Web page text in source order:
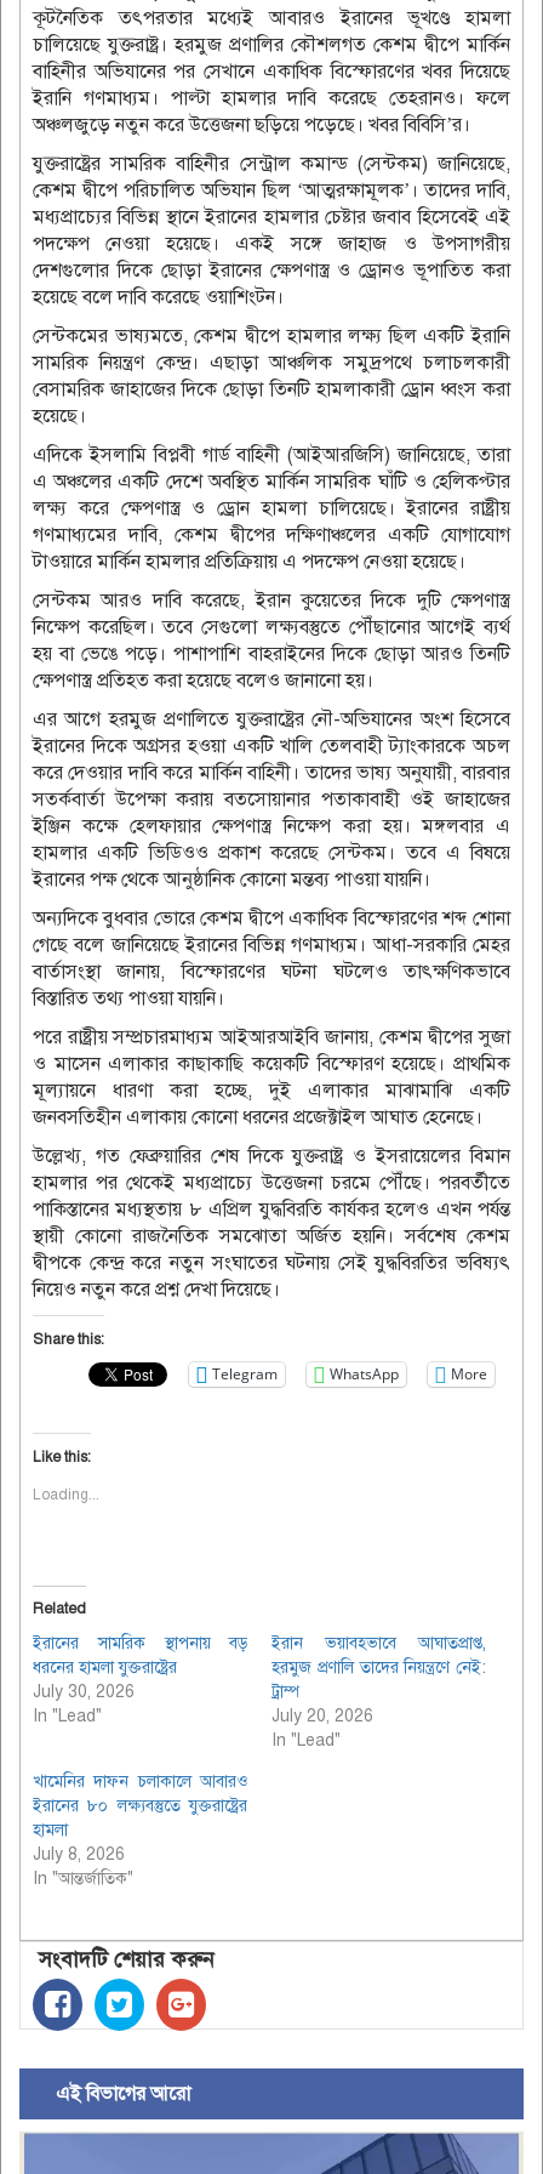
কূটনৈতিক তৎপরতার মধ্যেই আবারও ইরানের ভূখণ্ডে হামলা
চালিয়েছে যুক্তরাষ্ট্র। হরমুজ প্রণালির কৌশলগত কেশম দ্বীপে মার্কিন
বাহিনীর অভিযানের পর সেখানে একাধিক বিস্ফোরণের খবর দিয়েছে
ইরানি গণমাধ্যম। পাল্টা হামলার দাবি করেছে তেহরানও। ফলে
অঞ্চলজুড়ে নতুন করে উত্তেজনা ছড়িয়ে পড়েছে। খবর বিবিসি’র।
যুক্তরাষ্ট্রের সামরিক বাহিনীর সেন্ট্রাল কমান্ড (সেন্টকম) জানিয়েছে,
কেশম দ্বীপে পরিচালিত অভিযান ছিল ‘আত্মরক্ষামূলক’। তাদের দাবি,
মধ্যপ্রাচ্যের বিভিন্ন স্থানে ইরানের হামলার চেষ্টার জবাব হিসেবেই এই
পদক্ষেপ নেওয়া হয়েছে। একই সঙ্গে জাহাজ ও উপসাগরীয়
দেশগুলোর দিকে ছোড়া ইরানের ক্ষেপণাস্ত্র ও ড্রোনও ভূপাতিত করা
হয়েছে বলে দাবি করেছে ওয়াশিংটন।
সেন্টকমের ভাষ্যমতে, কেশম দ্বীপে হামলার লক্ষ্য ছিল একটি ইরানি
সামরিক নিয়ন্ত্রণ কেন্দ্র। এছাড়া আঞ্চলিক সমুদ্রপথে চলাচলকারী
বেসামরিক জাহাজের দিকে ছোড়া তিনটি হামলাকারী ড্রোন ধ্বংস করা
হয়েছে।
এদিকে ইসলামি বিপ্লবী গার্ড বাহিনী (আইআরজিসি) জানিয়েছে, তারা
এ অঞ্চলের একটি দেশে অবস্থিত মার্কিন সামরিক ঘাঁটি ও হেলিকপ্টার
লক্ষ্য করে ক্ষেপণাস্ত্র ও ড্রোন হামলা চালিয়েছে। ইরানের রাষ্ট্রীয়
গণমাধ্যমের দাবি, কেশম দ্বীপের দক্ষিণাঞ্চলের একটি যোগাযোগ
টাওয়ারে মার্কিন হামলার প্রতিক্রিয়ায় এ পদক্ষেপ নেওয়া হয়েছে।
সেন্টকম আরও দাবি করেছে, ইরান কুয়েতের দিকে দুটি ক্ষেপণাস্ত্র
নিক্ষেপ করেছিল। তবে সেগুলো লক্ষ্যবস্তুতে পৌঁছানোর আগেই ব্যর্থ
হয় বা ভেঙে পড়ে। পাশাপাশি বাহরাইনের দিকে ছোড়া আরও তিনটি
ক্ষেপণাস্ত্র প্রতিহত করা হয়েছে বলেও জানানো হয়।
এর আগে হরমুজ প্রণালিতে যুক্তরাষ্ট্রের নৌ-অভিযানের অংশ হিসেবে
ইরানের দিকে অগ্রসর হওয়া একটি খালি তেলবাহী ট্যাংকারকে অচল
করে দেওয়ার দাবি করে মার্কিন বাহিনী। তাদের ভাষ্য অনুযায়ী, বারবার
সতর্কবার্তা উপেক্ষা করায় বতসোয়ানার পতাকাবাহী ওই জাহাজের
ইঞ্জিন কক্ষে হেলফায়ার ক্ষেপণাস্ত্র নিক্ষেপ করা হয়। মঙ্গলবার এ
হামলার একটি ভিডিওও প্রকাশ করেছে সেন্টকম। তবে এ বিষয়ে
ইরানের পক্ষ থেকে আনুষ্ঠানিক কোনো মন্তব্য পাওয়া যায়নি।
অন্যদিকে বুধবার ভোরে কেশম দ্বীপে একাধিক বিস্ফোরণের শব্দ শোনা
গেছে বলে জানিয়েছে ইরানের বিভিন্ন গণমাধ্যম। আধা-সরকারি মেহর
বার্তাসংস্থা জানায়, বিস্ফোরণের ঘটনা ঘটলেও তাৎক্ষণিকভাবে
বিস্তারিত তথ্য পাওয়া যায়নি।
পরে রাষ্ট্রীয় সম্প্রচারমাধ্যম আইআরআইবি জানায়, কেশম দ্বীপের সুজা
ও মাসেন এলাকার কাছাকাছি কয়েকটি বিস্ফোরণ হয়েছে। প্রাথমিক
মূল্যায়নে ধারণা করা হচ্ছে, দুই এলাকার মাঝামাঝি একটি
জনবসতিহীন এলাকায় কোনো ধরনের প্রজেক্টাইল আঘাত হেনেছে।
উল্লেখ্য, গত ফেব্রুয়ারির শেষ দিকে যুক্তরাষ্ট্র ও ইসরায়েলের বিমান
হামলার পর থেকেই মধ্যপ্রাচ্যে উত্তেজনা চরমে পৌঁছে। পরবর্তীতে
পাকিস্তানের মধ্যস্থতায় ৮ এপ্রিল যুদ্ধবিরতি কার্যকর হলেও এখন পর্যন্ত
স্থায়ী কোনো রাজনৈতিক সমঝোতা অর্জিত হয়নি। সর্বশেষ কেশম
দ্বীপকে কেন্দ্র করে নতুন সংঘাতের ঘটনায় সেই যুদ্ধবিরতির ভবিষ্যৎ
নিয়েও নতুন করে প্রশ্ন দেখা দিয়েছে।
Share this:
Telegram WhatsApp More
Like this:
Loading...
Related
ইরানের সামরিক স্থাপনায় বড়
ধরনের হামলা যুক্তরাষ্ট্রের
July 30, 2026
In "Lead"
ইরান ভয়াবহভাবে আঘাতপ্রাপ্ত,
হরমুজ প্রণালি তাদের নিয়ন্ত্রণে নেই:
ট্রাম্প
July 20, 2026
In "Lead"
খামেনির দাফন চলাকালে আবারও
ইরানের ৮০ লক্ষ্যবস্তুতে যুক্তরাষ্ট্রের
হামলা
July 8, 2026
In "আন্তর্জাতিক"
সংবাদটি শেয়ার করুন
এই বিভাগের আরো